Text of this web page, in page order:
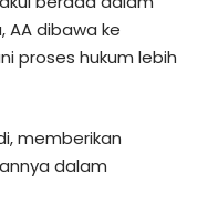
AA dibawa ke
proses hukum lebih
memberikan
dalam